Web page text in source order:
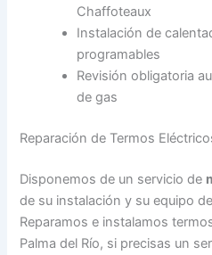
Chaffoteaux
Instalación de
programables
Revisión obligatoria
de gas
Reparación de Termos
Disponemos de un servicio de
de su instalación y su equipo
Reparamos e instalamos
Palma del Río, si precisas un